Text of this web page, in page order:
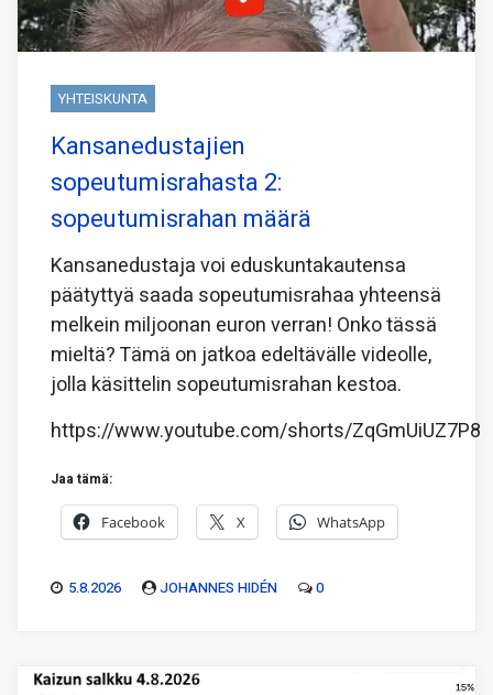
YHTEISKUNTA
Kansanedustajien
sopeutumisrahasta 2:
sopeutumisrahan määrä
Kansanedustaja voi eduskuntakautensa
päätyttyä saada sopeutumisrahaa yhteensä
melkein miljoonan euron verran! Onko tässä
mieltä? Tämä on jatkoa edeltävälle videolle,
jolla käsittelin sopeutumisrahan kestoa.
https://www.youtube.com/shorts/ZqGmUiUZ7P8
Jaa tämä:
Facebook X WhatsApp
5.8.2026 JOHANNES HIDÉN 0